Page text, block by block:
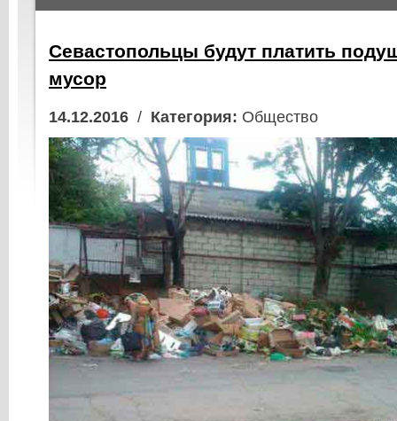
Севастопольцы будут платить
мусор
14.12.2016 / Категория: Общество